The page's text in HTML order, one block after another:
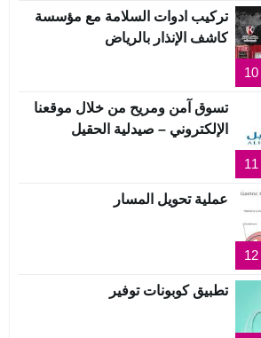
10
تركيب ادوات السلامة مع مؤسسة
كاشف الإنذار بالرياض
11
تسوق آمن ومريح من خلال موقعنا
الإلكتروني – صيدلية الحقيل
12
عملية تحويل المسار
تطبيق كوبونات توفير